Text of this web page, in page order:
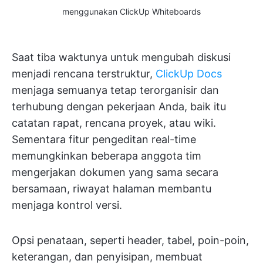
menggunakan ClickUp Whiteboards
Saat tiba waktunya untuk mengubah diskusi
menjadi rencana terstruktur, ClickUp Docs
menjaga semuanya tetap terorganisir dan
terhubung dengan pekerjaan Anda, baik itu
catatan rapat, rencana proyek, atau wiki.
Sementara fitur pengeditan real-time
memungkinkan beberapa anggota tim
mengerjakan dokumen yang sama secara
bersamaan, riwayat halaman membantu
menjaga kontrol versi.
Opsi penataan, seperti header, tabel, poin-poin,
keterangan, dan penyisipan, membuat